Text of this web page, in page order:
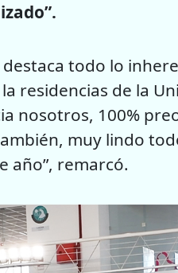
todo lo
residencias de la
nosotros, 100%
muy lindo
año”, remarcó.